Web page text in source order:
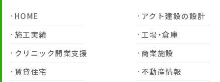
HOME
アクト建設の設計
施工実績
工場・倉庫
クリニック開業支援
商業施設
賃貸住宅
不動産情報